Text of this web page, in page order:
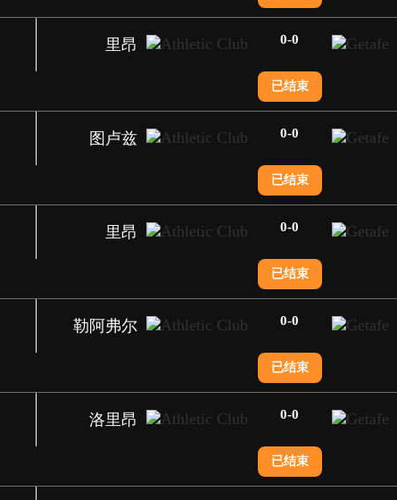
里昂 0-0
已结束
图卢兹 0-0
已结束
里昂 0-0
已结束
勒阿弗尔 0-0
已结束
洛里昂 0-0
已结束